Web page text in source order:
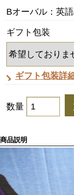
Bオーバル：英
ギフト包装
ギフト包装詳
数量
商品説明